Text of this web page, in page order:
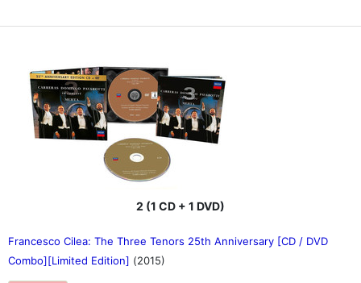
2 (1 CD + 1 DVD)
Francesco Cilea: The Three Tenors 25th Anniversary [CD / DVD
Combo][Limited Edition] (2015)